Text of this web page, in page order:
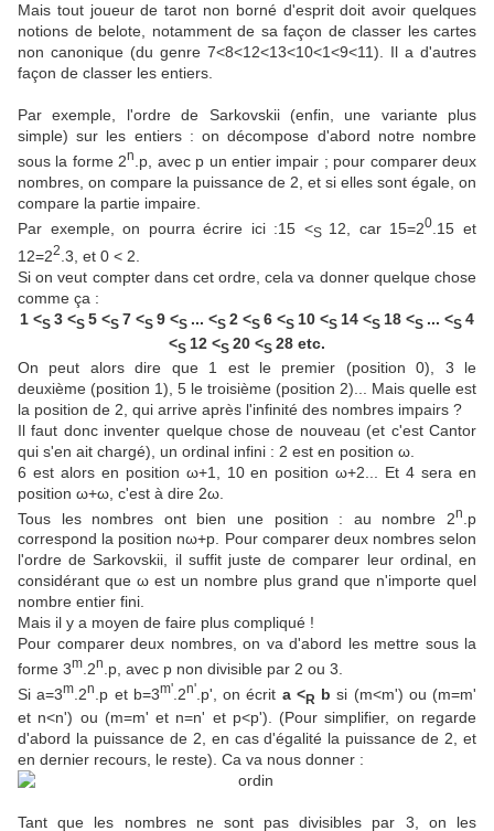
Mais tout joueur de tarot non borné d'esprit doit avoir quelques
notions de belote, notamment de sa façon de classer les cartes
non canonique (du genre 7<8<12<13<10<1<9<11). Il a d'autres
façon de classer les entiers.
Par exemple, l'ordre de Sarkovskii (enfin, une variante plus
simple) sur les entiers : on décompose d'abord notre nombre
sous la forme 2n .p, avec p un entier impair ; pour comparer deux
nombres, on compare la puissance de 2, et si elles sont égale, on
compare la partie impaire.
Par exemple, on pourra écrire ici :15 <S 12, car 15=20 .15 et
12=22 .3, et 0 < 2.
Si on veut compter dans cet ordre, cela va donner quelque chose
comme ça :
1 <S 3 <S 5 <S 7 <S 9 <S ... <S 2 <S 6 <S 10 <S 14 <S 18 <S ... <S 4
<S 12 <S 20 <S 28 etc.
On peut alors dire que 1 est le premier (position 0), 3 le
deuxième (position 1), 5 le troisième (position 2)... Mais quelle est
la position de 2, qui arrive après l'infinité des nombres impairs ?
Il faut donc inventer quelque chose de nouveau (et c'est Cantor
qui s'en ait chargé), un ordinal infini : 2 est en position ω.
6 est alors en position ω+1, 10 en positionω+2... Et 4 sera en
position ω+ω, c'est à dire 2ω.
Tous les nombres ont bien une position : au nombre 2n .p
correspond la position nω+p. Pour comparer deux nombres selon
l'ordre de Sarkovskii, il suffit juste de comparer leur ordinal, en
considérant que ω est un nombre plus grand que n'importe quel
nombre entier fini.
Mais il y a moyen de faire plus compliqué !
Pour comparer deux nombres, on va d'abord les mettre sous la
forme 3m .2n .p, avec p non divisible par 2 ou 3.
Si a=3m .2n .p et b=3m' .2n' .p', on écrit a <R b si (m<m') ou (m=m'
et n<n') ou (m=m' et n=n' et p<p'). (Pour simplifier, on regarde
d'abord la puissance de 2, en cas d'égalité la puissance de 2, et
en dernier recours, le reste). Ca va nous donner :
Tant que les nombres ne sont pas divisibles par 3, on les